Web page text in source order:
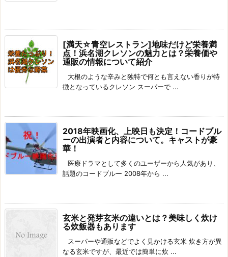
[満天☆青空レストラン]地味だけど栄養満
点！浜名湖クレソンの魅力とは？栄養価や
通販の情報について紹介
大根のような辛みと独特で何とも言えない香りが特
徴となっているクレソン スーパーで ...
2018年映画化、上映日も決定！コードブル
ーの出演者と内容について。キャストが豪
華！
医療ドラマとして多くのユーザーから人気があり、
話題のコードブルー 2008年から ...
玄米と発芽玄米の違いとは？美味しく炊け
る炊飯器もあります
スーパーや通販などでよく見かける玄米 炊き方が異
なる玄米ですが、最近では簡単に炊 ...